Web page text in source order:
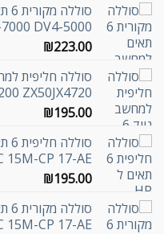
DV4-5000
₪223.00
ZX50JX4720
₪195.00
15M-CP 17-AE
₪195.00
15M-CP 17-AE